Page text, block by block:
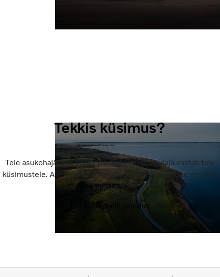
Tekkis küsimus?
Teie asukohajärgne Volvo Trucksi müügiesindaja vastab teie
küsimustele. Astuge sisse, helistage neile või paluge neil end
külastada.
Leidke kohalik esindus